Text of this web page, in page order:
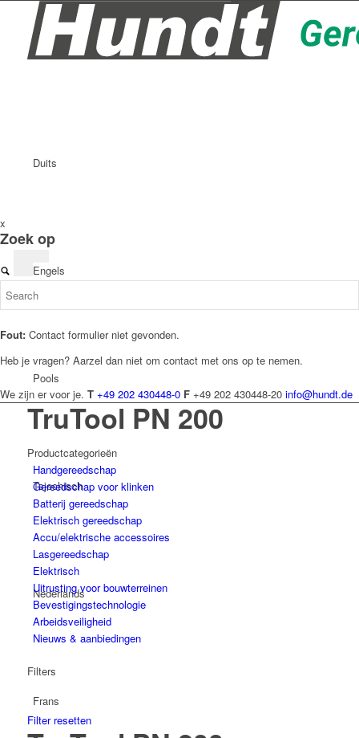
Duits
Engels
Pools
Tsjechisch
Nederlands
Frans
x
Zoek op
Fout: Contact formulier niet gevonden.
Heb je vragen? Aarzel dan niet om contact met ons op te nemen.
We zijn er voor je. T +49 202 430448-0 F +49 202 430448-20 info@hundt.de
TruTool PN 200
Productcategorieën
Handgereedschap
Gereedschap voor klinken
Batterij gereedschap
Elektrisch gereedschap
Accu/elektrische accessoires
Lasgereedschap
Elektrisch
Uitrusting voor bouwterreinen
Bevestigingstechnologie
Arbeidsveiligheid
Nieuws & aanbiedingen
Filters
Filter resetten